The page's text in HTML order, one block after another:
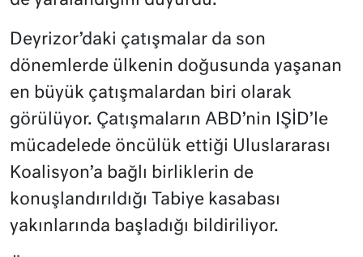
Deyrizor’daki çatışmalar da son
dönemlerde ülkenin doğusunda yaşanan
en büyük çatışmalardan biri olarak
görülüyor. Çatışmaların ABD’nin IŞİD’le
mücadelede öncülük ettiği Uluslararası
Koalisyon’a bağlı birliklerin de
konuşlandırıldığı Tabiye kasabası
yakınlarında başladığı bildiriliyor.